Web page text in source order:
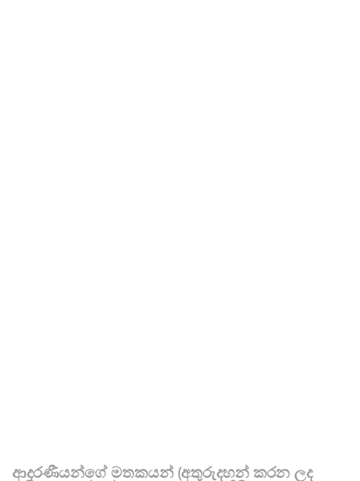
ආදරණීයන්ගේ මතකයන් (අතුරුදහන් කරන ලද